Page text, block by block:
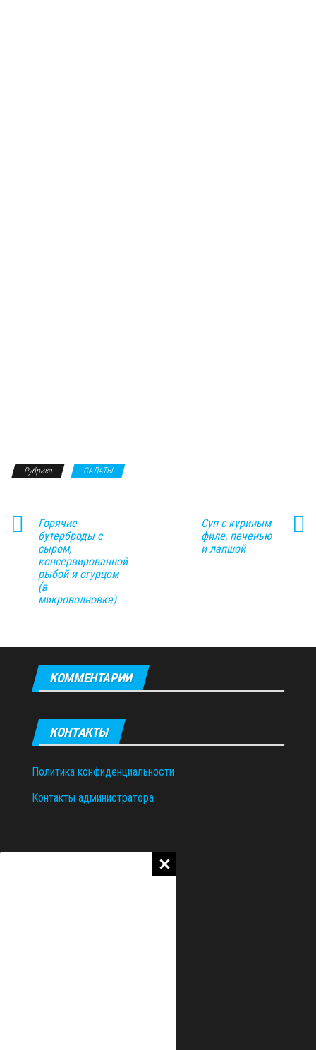
Рубрика САЛАТЫ
Горячие
бутерброды с
сыром,
консервированной
рыбой и огурцом
(в
микроволновке)
Суп с куриным
филе, печенью
и лапшой
КОММЕНТАРИИ
КОНТАКТЫ
Политика конфиденциальности
Контакты администратора